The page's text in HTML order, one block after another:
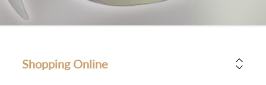
Shopping Online